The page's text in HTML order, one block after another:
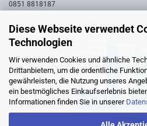
Diese Webseite verwendet
Technologien
Wir verwenden Cookies und ähnliche
Drittanbietern, um die ordentliche
gewährleisten, die Nutzung unseres
ein bestmögliches Einkaufserlebnis
Informationen finden Sie in unserer
0851 8818187